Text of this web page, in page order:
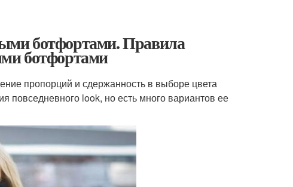
ботфортами. Правила
ботфортами
пропорций и сдержанность в выборе цвета
повседневного look, но есть много вариантов ее